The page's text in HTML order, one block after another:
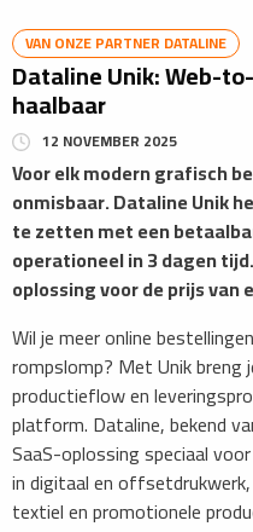
VAN ONZE PARTNER DATALINE
Dataline Unik: Web-
haalbaar
12 NOVEMBER 2025
​Voor elk modern grafisch
onmisbaar. Dataline Unik
te zetten met een
operationeel in 3 dagen
oplossing voor de prijs
Wil je meer online
rompslomp? Met Unik breng
productieflow en
platform. Dataline, bekend
SaaS-oplossing speciaal
in digitaal en
textiel en promotionele